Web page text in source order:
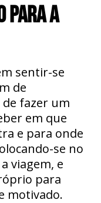
PARA A
sentir-se
de
de fazer um
em que
e para onde
se no
viagem, e
para
motivado.